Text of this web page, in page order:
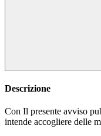
Descrizione
Con Il presente avviso
intende accogliere delle